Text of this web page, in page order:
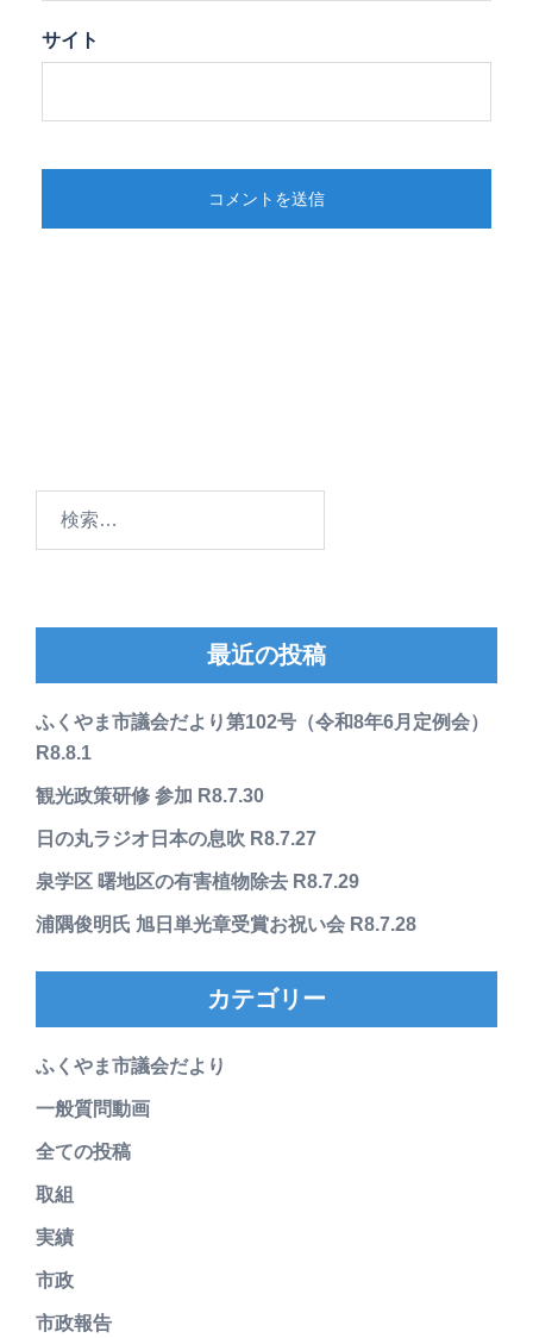
サイト
最近の投稿
ふくやま市議会だより第102号（令和8年6月定例会）
R8.8.1
観光政策研修 参加 R8.7.30
日の丸ラジオ日本の息吹 R8.7.27
泉学区 曙地区の有害植物除去 R8.7.29
浦隅俊明氏 旭日単光章受賞お祝い会 R8.7.28
カテゴリー
ふくやま市議会だより
一般質問動画
全ての投稿
取組
実績
市政
市政報告